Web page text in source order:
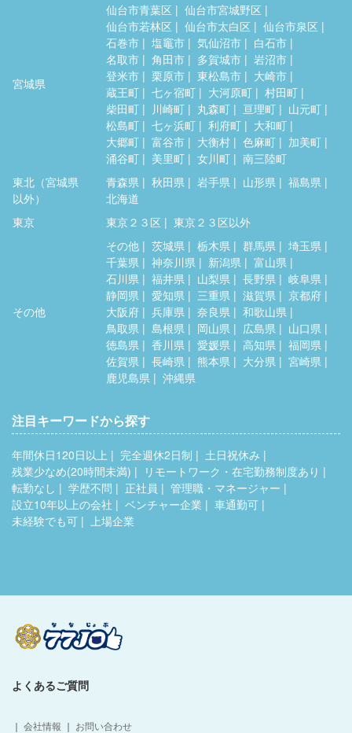
宮城県
仙台市青葉区
仙台市宮城野区
仙台市若林区
仙台市太白区
仙台市泉区
石巻市
塩竈市 気仙沼市
白石市
名取市
角田市 多賀城市
岩沼市
登米市
栗原市 東松島市
大崎市
蔵王町
七ヶ宿町 大河原町
村田町
柴田町
川崎町 丸森町 亘理町
山元町
松島町
七ヶ浜町 利府町
大和町
大郷町
富谷市 大衡村 色麻町
加美町
涌谷町
美里町 女川町
南三陸町
東北（宮城県
以外）
青森県 秋田県 岩手県 山形県
福島県
北海道
東京
東京２３区 東京２３区以外
その他
その他 茨城県 栃木県 群馬県
埼玉県
千葉県
神奈川県 新潟県
富山県
石川県
福井県 山梨県 長野県
岐阜県
静岡県
愛知県 三重県 滋賀県
京都府
大阪府
兵庫県 奈良県
和歌山県
鳥取県
島根県 岡山県 広島県
山口県
徳島県
香川県 愛媛県 高知県
福岡県
佐賀県
長崎県 熊本県 大分県
宮崎県
鹿児島県
沖縄県
注目キーワードから探す
年間休日120日以上 完全週休2日制
土日祝休み
残業少なめ(20時間未満)
リモートワーク・在宅勤務制度あり
転勤なし
学歴不問 正社員
管理職・マネージャー
設立10年以上の会社
ベンチャー企業
車通勤可
未経験でも可
上場企業
よくあるご質問
｜ 会社情報 ｜ お問い合わせ